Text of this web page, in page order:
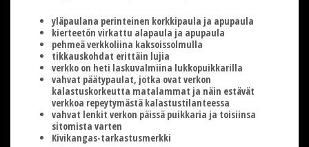
yläpaulana perinteinen korkkipaula ja apupaula
kierteetön virkattu alapaula ja apupaula
pehmeä verkkoliina kaksoissolmulla
tikkauskohdat erittäin lujia
verkko on heti laskuvalmiina lukkopuikkarilla
vahvat päätypaulat, jotka ovat verkon
kalastuskorkeutta matalammat ja näin estävät
verkkoa repeytymästä kalastustilanteessa
vahvat lenkit verkon päissä puikkaria ja toisiinsa
sitomista varten
Kivikangas-tarkastusmerkki